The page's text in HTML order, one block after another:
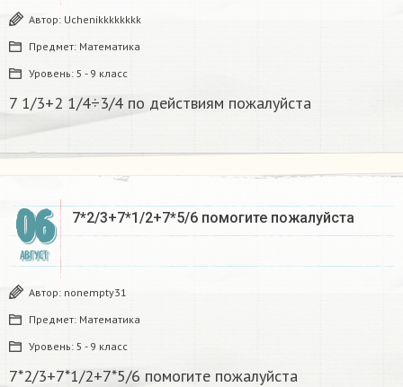
Автор: Uchenikkkkkkkk
Предмет: Математика
Уровень: 5 - 9 класс
7 1/3+2 1/4÷3/4 по действиям пожалуйста
06
АВГУСТ
7*2/3+7*1/2+7*5/6 помогите пожалуйста
Автор: nonempty31
Предмет: Математика
Уровень: 5 - 9 класс
7*2/3+7*1/2+7*5/6 помогите пожалуйста